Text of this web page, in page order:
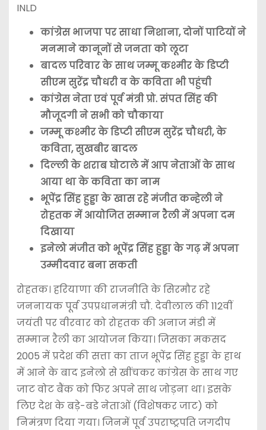
INLD
कांग्रेस भाजपा पर साधा निशाना, दोनों पाटियों ने
मनमाने कानूनों से जनता को लूटा
बादल परिवार के साथ जम्मू कश्मीर के डिप्टी
सीएम सुरेंद्र चौधरी व के कविता भी पहुंची
कांग्रेस नेता एवं पूर्व मंत्री प्रो. संपत सिंह की
मौजूदगी ने सभी को चौकाया
जम्मू कश्मीर के डिप्टी सीएम सुरेंद्र चौधरी, के
कविता, सुखबीर बादल
दिल्ली के शराब घोटाले में आप नेताओं के साथ
आया था के कविता का नाम
भूपेंद्र सिंह हुड्डा के खास रहे मंजीत कन्हेली ने
रोहतक में आयोजित सम्मान रैली में अपना दम
दिखाया
इनेलो मंजीत को भूपेंद्र सिंह हुड्डा के गढ़ में अपना
उम्मीदवार बना सकती
रोहतक। हरियाणा की राजनीति के सिरमौर रहे
जननायक पूर्व उपप्रधानमंत्री चौ. देवीलाल की 112वीं
जयंती पर वीरवार को रोहतक की अनाज मंडी में
सम्मान रैली का आयोजन किया। जिसका मकसद
2005 में प्रदेश की सत्ता का ताज भूपेंद्र सिंह हुड्डा के हाथ
में आने के बाद इनेलो से खींचकर कांग्रेस के साथ गए
जाट वोट बैंक को फिर अपने साथ जोड़ना था। इसके
लिए देश के बड़े-बडे नेताओं (विशेषकर जाट) को
निमंत्रण दिया गया। जिनमें पूर्व उपराष्ट्रपति जगदीप